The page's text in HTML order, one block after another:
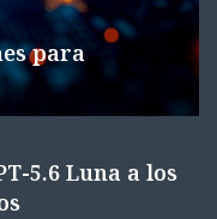
para
5.6 Luna a los